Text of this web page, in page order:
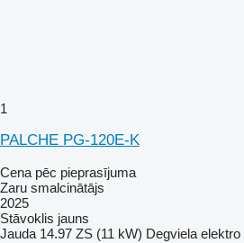
1
PALCHE PG-120E-K
Cena pēc pieprasījuma
Zaru smalcinātājs
2025
Stāvoklis jauns
Jauda 14.97 ZS (11 kW) Degviela elektro